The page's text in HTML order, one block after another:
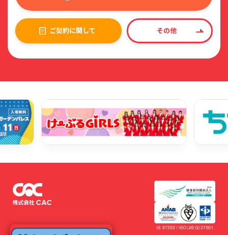
ご契約に関して その他